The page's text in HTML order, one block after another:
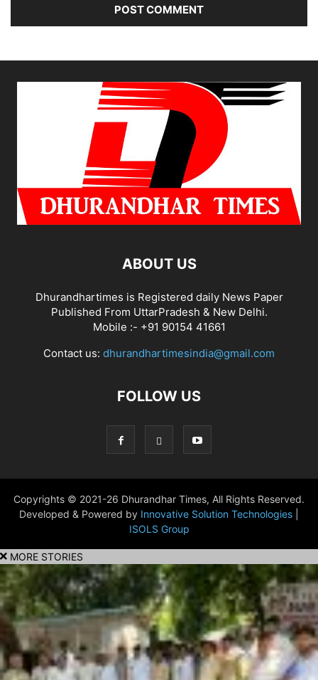
ABOUT US
Dhurandhartimes is Registered daily News Paper
Published From UttarPradesh & New Delhi.
Mobile :- +91 90154 41661
Contact us: dhurandhartimesindia@gmail.com
FOLLOW US
Copyrights © 2021-26 Dhurandhar Times, All Rights Reserved.
Developed & Powered by Innovative Solution Technologies
ISOLS Group
MORE STORIES